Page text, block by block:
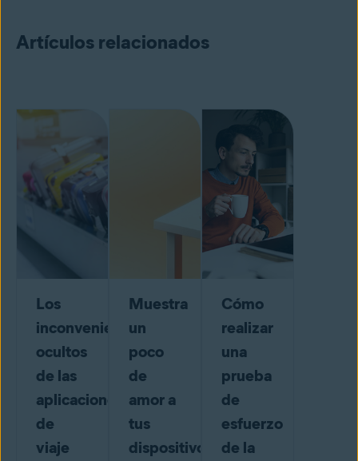
Artículos relacionados
Los
inconvenientes
ocultos
de las
aplicaciones
de
viaje
Muestra
un
poco
de
amor a
tus
dispositivos
Cómo
realizar
una
prueba
de
esfuerzo
de la